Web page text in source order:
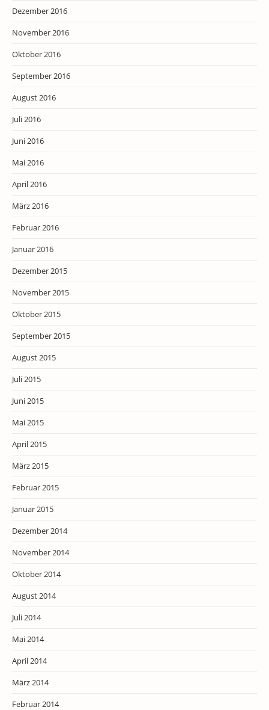
Dezember 2016
November 2016
Oktober 2016
September 2016
August 2016
Juli 2016
Juni 2016
Mai 2016
April 2016
März 2016
Februar 2016
Januar 2016
Dezember 2015
November 2015
Oktober 2015
September 2015
August 2015
Juli 2015
Juni 2015
Mai 2015
April 2015
März 2015
Februar 2015
Januar 2015
Dezember 2014
November 2014
Oktober 2014
August 2014
Juli 2014
Mai 2014
April 2014
März 2014
Februar 2014